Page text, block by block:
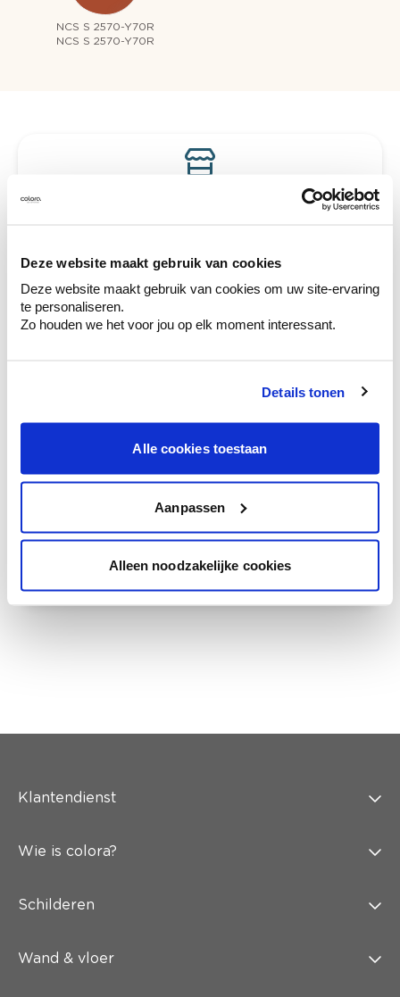
Deze website maakt gebruik van cookies
Deze website maakt gebruik van cookies om uw site-ervaring
te personaliseren.
Zo houden we het voor jou op elk moment interessant.
Details tonen
Alle cookies toestaan
Aanpassen
Alleen noodzakelijke cookies
NCS S 2570-Y70R
NCS S 2570-Y70R
Ontdek er kleurechte stalen van je
Bekijk er de bijhorende tinten om je kleur
Krijg persoonlijk advies om kleuren te
combineren.
Ga samen met de kleuradviseur door je
Krijg kleuradvies op basis van de lichtinval
en je meubels.
van je muren.
Klantendienst
Wie is colora?
Schilderen
Wand & vloer